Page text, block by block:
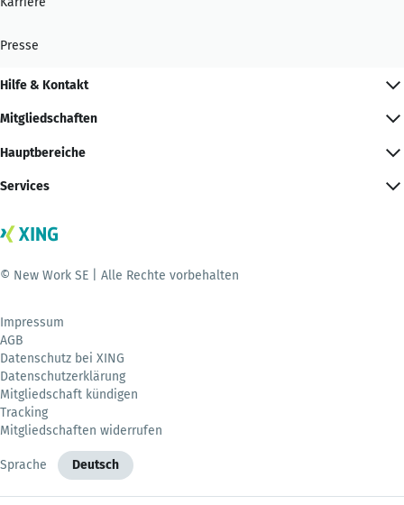
Presse
Hilfe & Kontakt
Mitgliedschaften
Hauptbereiche
Services
© New Work SE | Alle Rechte vorbehalten
Impressum
AGB
Datenschutz bei XING
Datenschutzerklärung
Mitgliedschaft kündigen
Tracking
Mitgliedschaften widerrufen
Sprache Deutsch